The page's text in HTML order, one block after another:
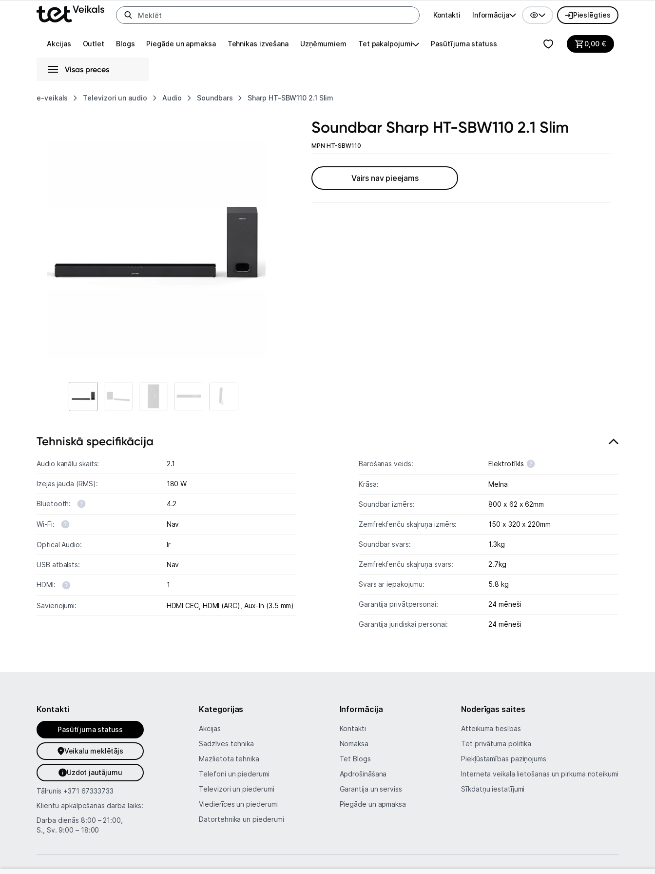
Uz kategorijam Uz galveno saturu
Galvenes izvēlne
Kontakti Informācija Pieslēgties
Akcijas Outlet Blogs Piegāde un apmaksa Tehnikas izvešana Uzņēmumiem Tet pakalpojumi Pasūtījuma statuss 0,00€
Visas preces
e-veikals Televizori un audio Audio Soundbars Sharp HT-SBW110 2.1 Slim
Pieslēgties
Izvēlies kāroto ierīci izdevīgāk!
Spēļu konsoles
Piegāde un apmaksa
Tehnikas izvešana
Tet pakalpojumi
Kontakti
Informācija
Soundbar Sharp HT-SBW110 2.1 Slim
MPN HT-SBW110
Vairs nav pieejams
Tehniskā specifikācija
Audio kanālu skaits: 2.1
Izejas jauda (RMS): 180 W
Bluetooth: 4.2
Wi-Fi: Nav
Optical Audio: Ir
USB atbalsts: Nav
HDMI: 1
Savienojumi: HDMI CEC, HDMI (ARC), Aux-In (3.5 mm)
Barošanas veids: Elektrotīkls
Krāsa: Melna
Soundbar izmērs: 800 x 62 x 62mm
Zemfrekfenču skaļruņa izmērs: 150 x 320 x 220mm
Soundbar svars: 1.3kg
Zemfrekfenču skaļruņa svars: 2.7kg
Svars ar iepakojumu: 5.8 kg
Garantija privātpersonai: 24 mēneši
Garantija juridiskai personai: 24 mēneši
Kontakti
Pasūtījuma statuss
Veikalu meklētājs
Uzdot jautājumu
Tālrunis +371 67333733
Klientu apkalpošanas darba laiks:
Darba dienās 8:00 – 21:00,
S., Sv. 9:00 – 18:00
Kategorijas
Akcijas
Sadzīves tehnika
Mazlietota tehnika
Telefoni un piederumi
Televizori un piederumi
Viedierīces un piederumi
Datortehnika un piederumi
Informācija
Kontakti
Nomaksa
Tet Blogs
Apdrošināšana
Garantija un serviss
Piegāde un apmaksa
Noderīgas saites
Atteikuma tiesības
Tet privātuma politika
Piekļūstamības paziņojums
Interneta veikala lietošanas un pirkuma noteikumi
Sīkdatņu iestatījumi